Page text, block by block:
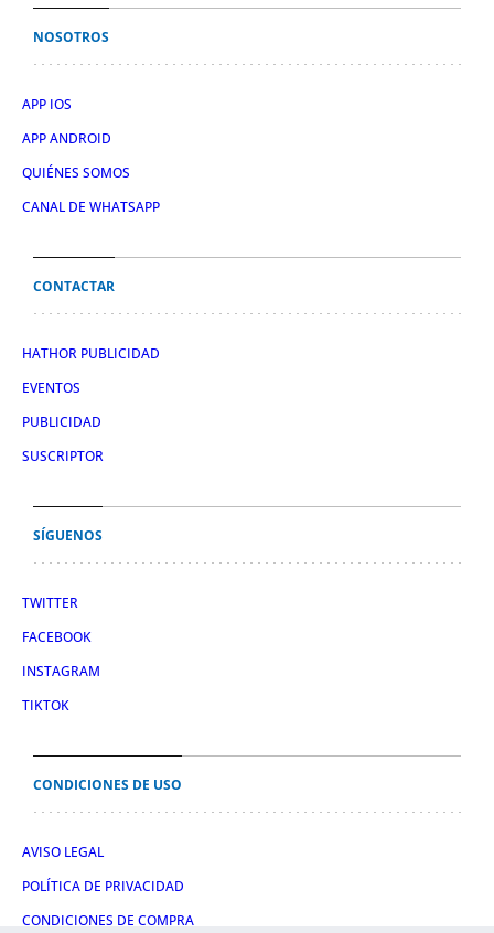
NOSOTROS
APP IOS
APP ANDROID
QUIÉNES SOMOS
CANAL DE WHATSAPP
CONTACTAR
HATHOR PUBLICIDAD
EVENTOS
PUBLICIDAD
SUSCRIPTOR
SÍGUENOS
TWITTER
FACEBOOK
INSTAGRAM
TIKTOK
CONDICIONES DE USO
AVISO LEGAL
POLÍTICA DE PRIVACIDAD
CONDICIONES DE COMPRA